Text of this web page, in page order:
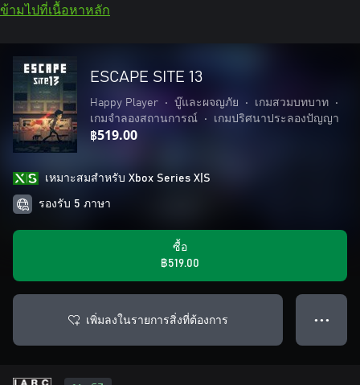
ข้ามไปที่เนื้อหาหลัก
ESCAPE SITE 13
Happy Player • บู๊และผจญภัย • เกมสวมบทบาท
•
เกมจำลองสถานการณ์
• เกมปริศนาประลองปัญญา
฿519.00
เหมาะสมสําหรับ Xbox Series X|S
รองรับ 5 ภาษา
ซื้อ
฿519.00
เพิ่มลงในรายการสิ่งที่ต้องการ ● ● ●